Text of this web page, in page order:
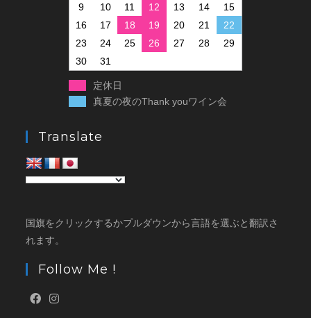
9
10 11 12 13 14
15
16
17 18 19 20 21
22
23
24 25 26 27 28
29
30
31
定休日
真夏の夜のThank youワイン会
Translate
国旗をクリックするかプルダウンから言語を選ぶと翻訳さ
れます。
Follow Me !